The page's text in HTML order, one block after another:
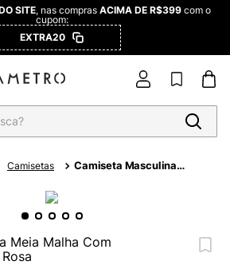
SITE, nas compras ACIMA DE R$399com o
cupom:
EXTRA20
Camisetas
Camiseta Masculina
Meia Malha Com